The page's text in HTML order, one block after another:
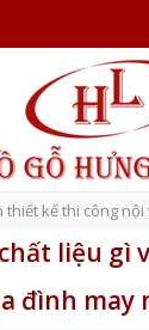
thiết kế thi công nội
liệu gì
đình may